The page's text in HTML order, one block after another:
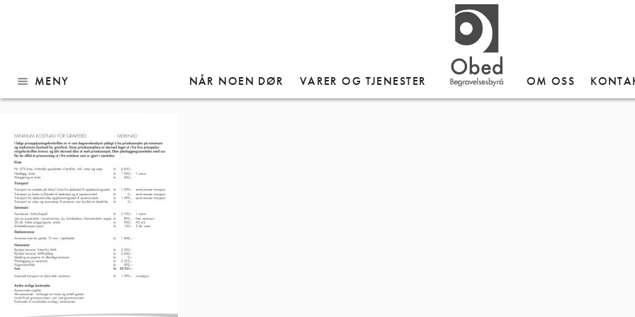
menu MENY NÅR NOEN DØR VARER OG TJENESTER OM OSS
Minimum kostnad for gravferd – Bryne